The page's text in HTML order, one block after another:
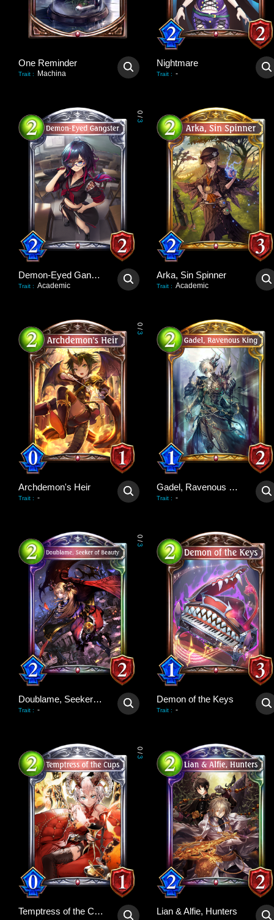
One Reminder
Trait : Machina
Nightmare
Trait : -
0
/
3
Demon-Eyed Gangster
Trait : Academic
Arka, Sin Spinner
Trait : Academic
0
/
3
Archdemon's Heir
Trait : -
Gadel, Ravenous King
Trait : -
0
/
3
Doublame, Seeker of Beauty
Trait : -
Demon of the Keys
Trait : -
0
/
3
Temptress of the Cups Lian & Alfie, Hunters